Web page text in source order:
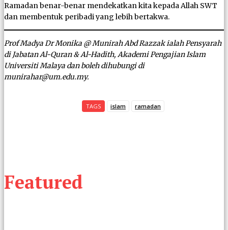
Featured
Ramadan benar-benar mendekatkan kita kepada Allah SWT
dan membentuk peribadi yang lebih bertakwa.
Prof Madya Dr Monika @ Munirah Abd Razzak ialah Pensyarah
di Jabatan Al-Quran & Al-Hadith, Akademi Pengajian Islam
Universiti Malaya dan boleh dihubungi di
munirahar@um.edu.my.
TAGS islam ramadan